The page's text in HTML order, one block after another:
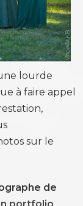
lourde
à faire appel
sur le
de
portfolio.